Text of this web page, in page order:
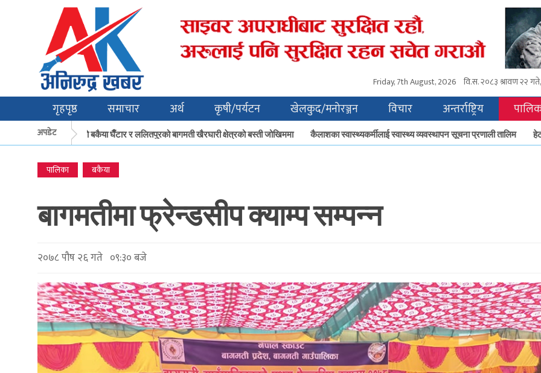
Friday, 7th August, 2026 वि.स.२०८३ श्रावण २२
गृहपृष्ठ समाचार अर्थ कृषी/पर्यटन खेलकुद/मनोरञ्जन विचार अन्तर्राष्ट्रिय
अपडेट
मकवानपुरको बकैया घैँटार र ललितपुरको बागमती खैरघारी क्षेत्रको बस्ती जोखिममा कैलाशका स्वास्थ्यकर्मीलाई स्वास्थ्य व्यवस्थापन सूचना प्रणाली तालिम
पालिका बकैया
बागमतीमा फ्रेन्डसीप क्याम्प सम्पन्न
२०७८ पौष २६ गते ०९:३० बजे